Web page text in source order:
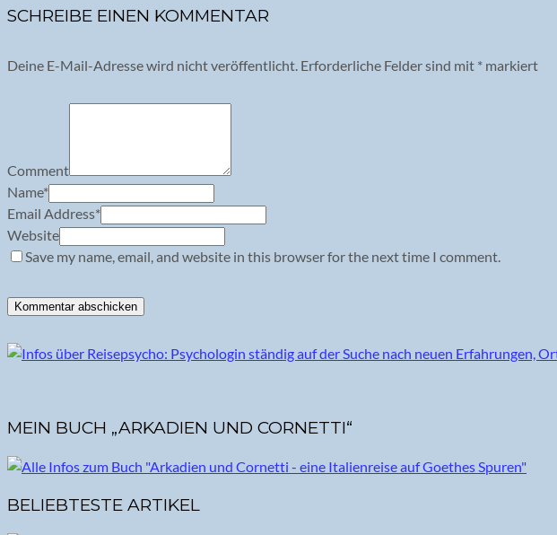
SCHREIBE EINEN KOMMENTAR
Deine E-Mail-Adresse wird nicht veröffentlicht. Erforderliche Felder sind mit * markiert
Comment
Name*
Email Address*
Website
Save my name, email, and website in this browser for the next time I comment.
MEIN BUCH „ARKADIEN UND CORNETTI“
BELIEBTESTE ARTIKEL